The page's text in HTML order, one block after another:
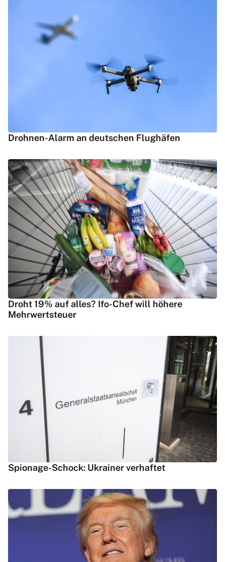
Drohnen-Alarm an deutschen Flughäfen
Droht 19% auf alles? Ifo-Chef will höhere
Mehrwertsteuer
Spionage-Schock: Ukrainer verhaftet